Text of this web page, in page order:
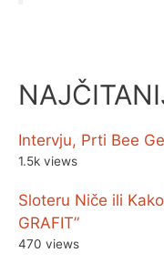
Intervju, Prti Bee
1.5k views
Sloteru Niče ili
GRAFIT”
470 views